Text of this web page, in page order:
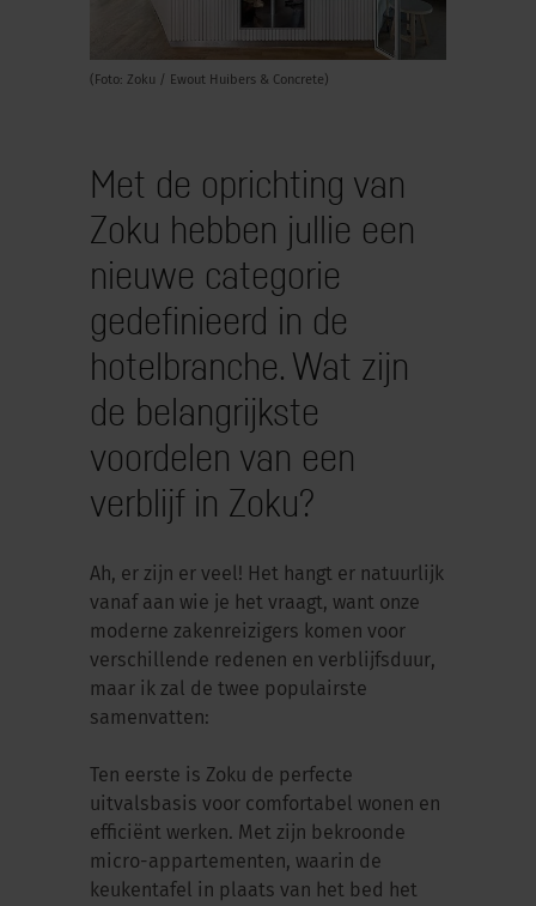
(Foto: Zoku / Ewout Huibers & Concrete)
Met de oprichting van
Zoku hebben jullie een
nieuwe categorie
gedefinieerd in de
hotelbranche. Wat zijn
de belangrijkste
voordelen van een
verblijf in Zoku?
Ah, er zijn er veel! Het hangt er natuurlijk
vanaf aan wie je het vraagt, want onze
moderne zakenreizigers komen voor
verschillende redenen en verblijfsduur,
maar ik zal de twee populairste
samenvatten:
Ten eerste is Zoku de perfecte
uitvalsbasis voor comfortabel wonen en
efficiënt werken. Met zijn bekroonde
micro-appartementen, waarin de
keukentafel in plaats van het bed het